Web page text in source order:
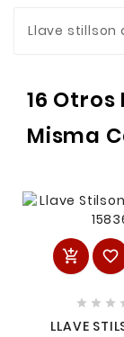
Llave stillson
16
Misma
 
  
LLAVE